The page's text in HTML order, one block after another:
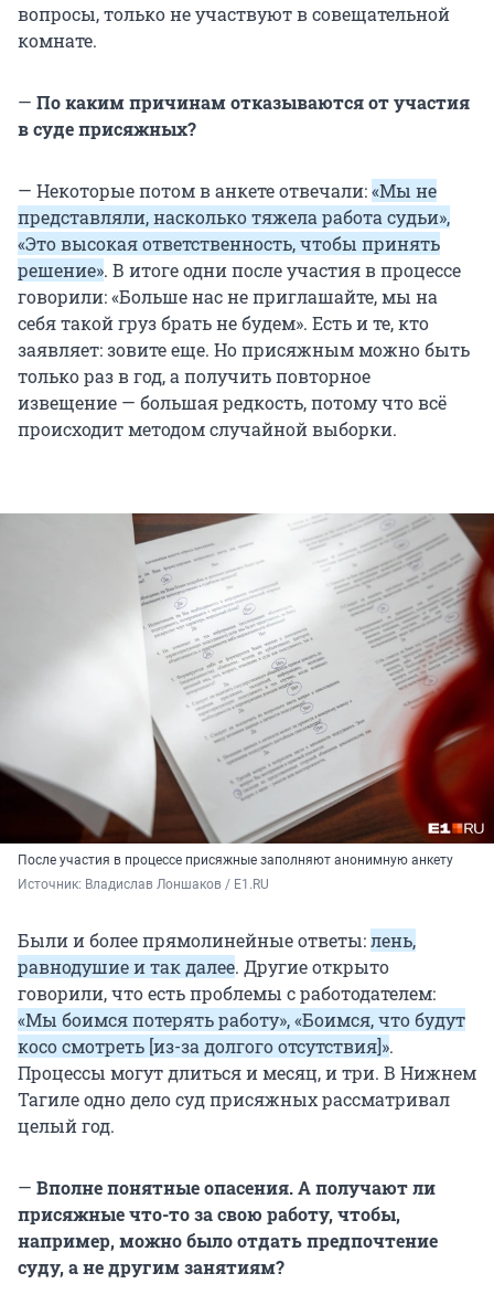
вопросы, только не участвуют в совещательной
комнате.
— По каким причинам отказываются от участия
в суде присяжных?
— Некоторые потом в анкете отвечали:«Мы не
представляли, насколько тяжела работа судьи»,
«Это высокая ответственность, чтобы принять
решение». В итоге одни после участия в процессе
говорили: «Больше нас не приглашайте, мы на
себя такой груз брать не будем». Есть и те, кто
заявляет: зовите еще. Но присяжным можно быть
только раз в год, а получить повторное
извещение — большая редкость, потому что всё
происходит методом случайной выборки.
После участия в процессе присяжные заполняют анонимную анкету
Источник: Владислав Лоншаков / E1.RU
Были и более прямолинейные ответы:лень,
равнодушие и так далее. Другие открыто
говорили, что есть проблемы с работодателем:
«Мы боимся потерять работу», «Боимся, что будут
косо смотреть [из-за долгого отсутствия]».
Процессы могут длиться и месяц, и три. В Нижнем
Тагиле одно дело суд присяжных рассматривал
целый год.
— Вполне понятные опасения. А получают ли
присяжные что-то за свою работу, чтобы,
например, можно было отдать предпочтение
суду, а не другим занятиям?